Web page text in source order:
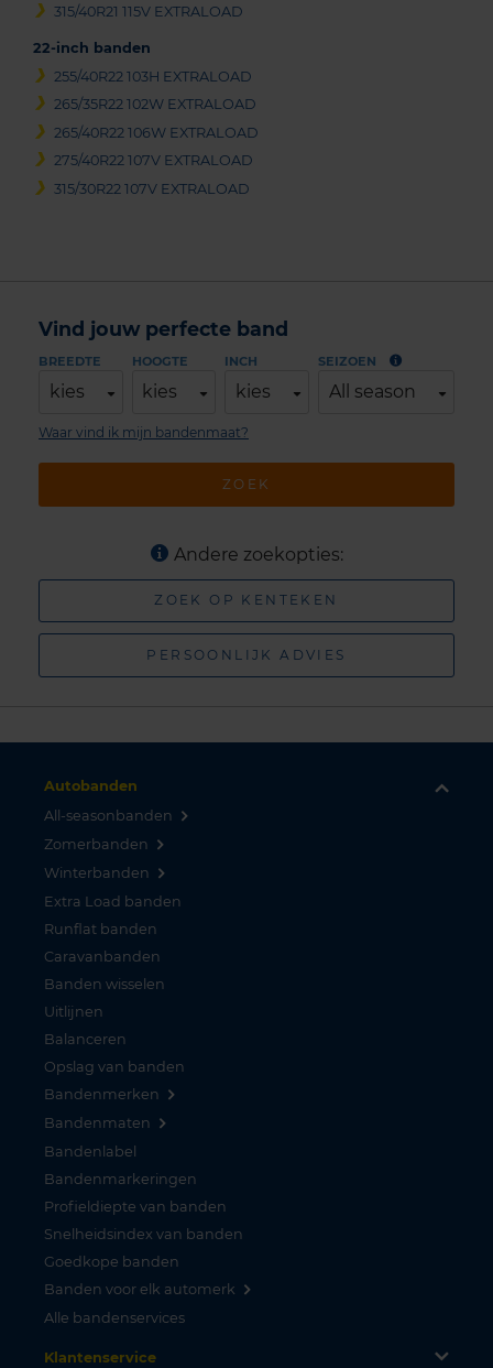
315/40R21 115V EXTRALOAD
22-inch banden
255/40R22 103H EXTRALOAD
265/35R22 102W EXTRALOAD
265/40R22 106W EXTRALOAD
275/40R22 107V EXTRALOAD
315/30R22 107V EXTRALOAD
Vind jouw perfecte band
BREEDTE
kies
HOOGTE
kies
INCH
kies
SEIZOEN
All season
ZOEK
Waar vind ik mijn bandenmaat?
Andere zoekopties:
ZOEK OP KENTEKEN
PERSOONLIJK ADVIES
Autobanden
All-seasonbanden
Zomerbanden
Winterbanden
Extra Load banden
Runflat banden
Caravanbanden
Banden wisselen
Uitlijnen
Balanceren
Opslag van banden
Bandenmerken
Bandenmaten
Bandenlabel
Bandenmarkeringen
Profieldiepte van banden
Snelheidsindex van banden
Goedkope banden
Banden voor elk automerk
Alle bandenservices
Klantenservice